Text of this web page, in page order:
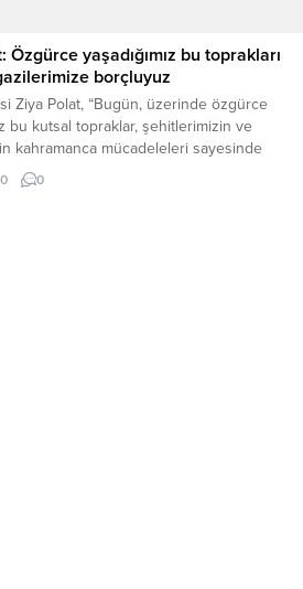
Özgürce yaşadığımız bu toprakları
borçluyuz
Ziya Polat, “Bugün, üzerinde özgürce
bu kutsal topraklar, şehitlerimizin ve
kahramanca mücadeleleri sayesinde
0